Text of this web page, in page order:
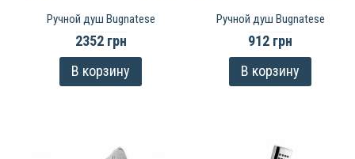
Ручной душ Bugnatese
2352 грн
В корзину
Ручной душ Bugnatese
912 грн
В корзину